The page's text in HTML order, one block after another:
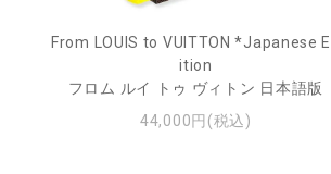
From LOUIS to VUITTON *Japanese
ition
フロム ルイ トゥ ヴィトン 日本語版
44,000円(税込)